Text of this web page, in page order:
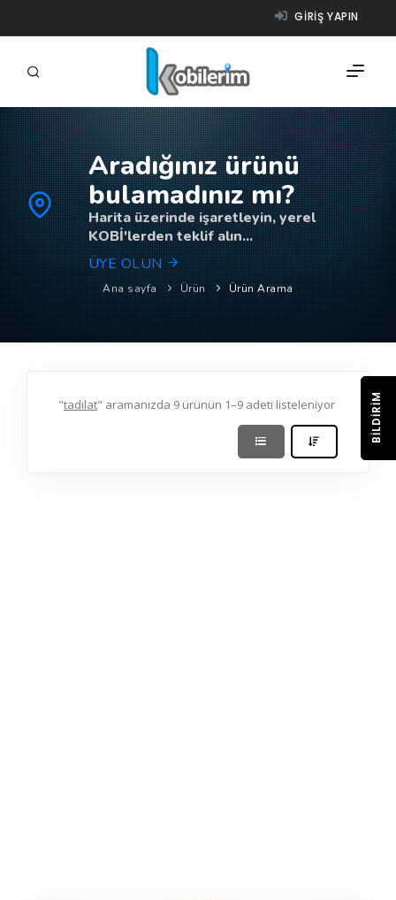
GIRIŞ YAPIN
FIRMALAR
ÜRÜNLER
NASIL ÇALIŞIR?
YARDIM
Aradığınız ürünü
bulamadınız mı?
Harita üzerinde işaretleyin, yerel
KOBİ'lerden teklif alın...
ÜYE OLUN
Ana sayfa Ürün Ürün Arama
"tadilat" aramanızda 9 ürünün 1–9 adeti listeleniyor BILDIRIM